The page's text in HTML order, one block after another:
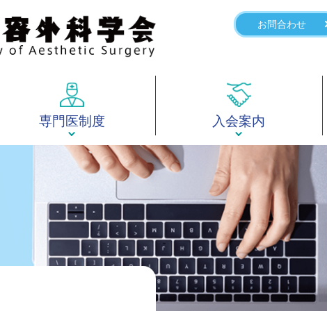
お問合わせ
専門医制度 入会案内